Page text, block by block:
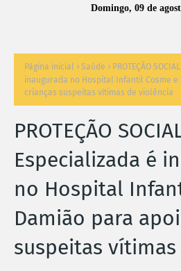
Domingo, 09 de
Página inicial Saúde
PROTEÇÃO
inaugurada no Hospital Infantil Cosme e
crianças suspeitas vítimas de violência
PROTEÇÃO
Especializada é
no Hospital
Damião para
suspeitas